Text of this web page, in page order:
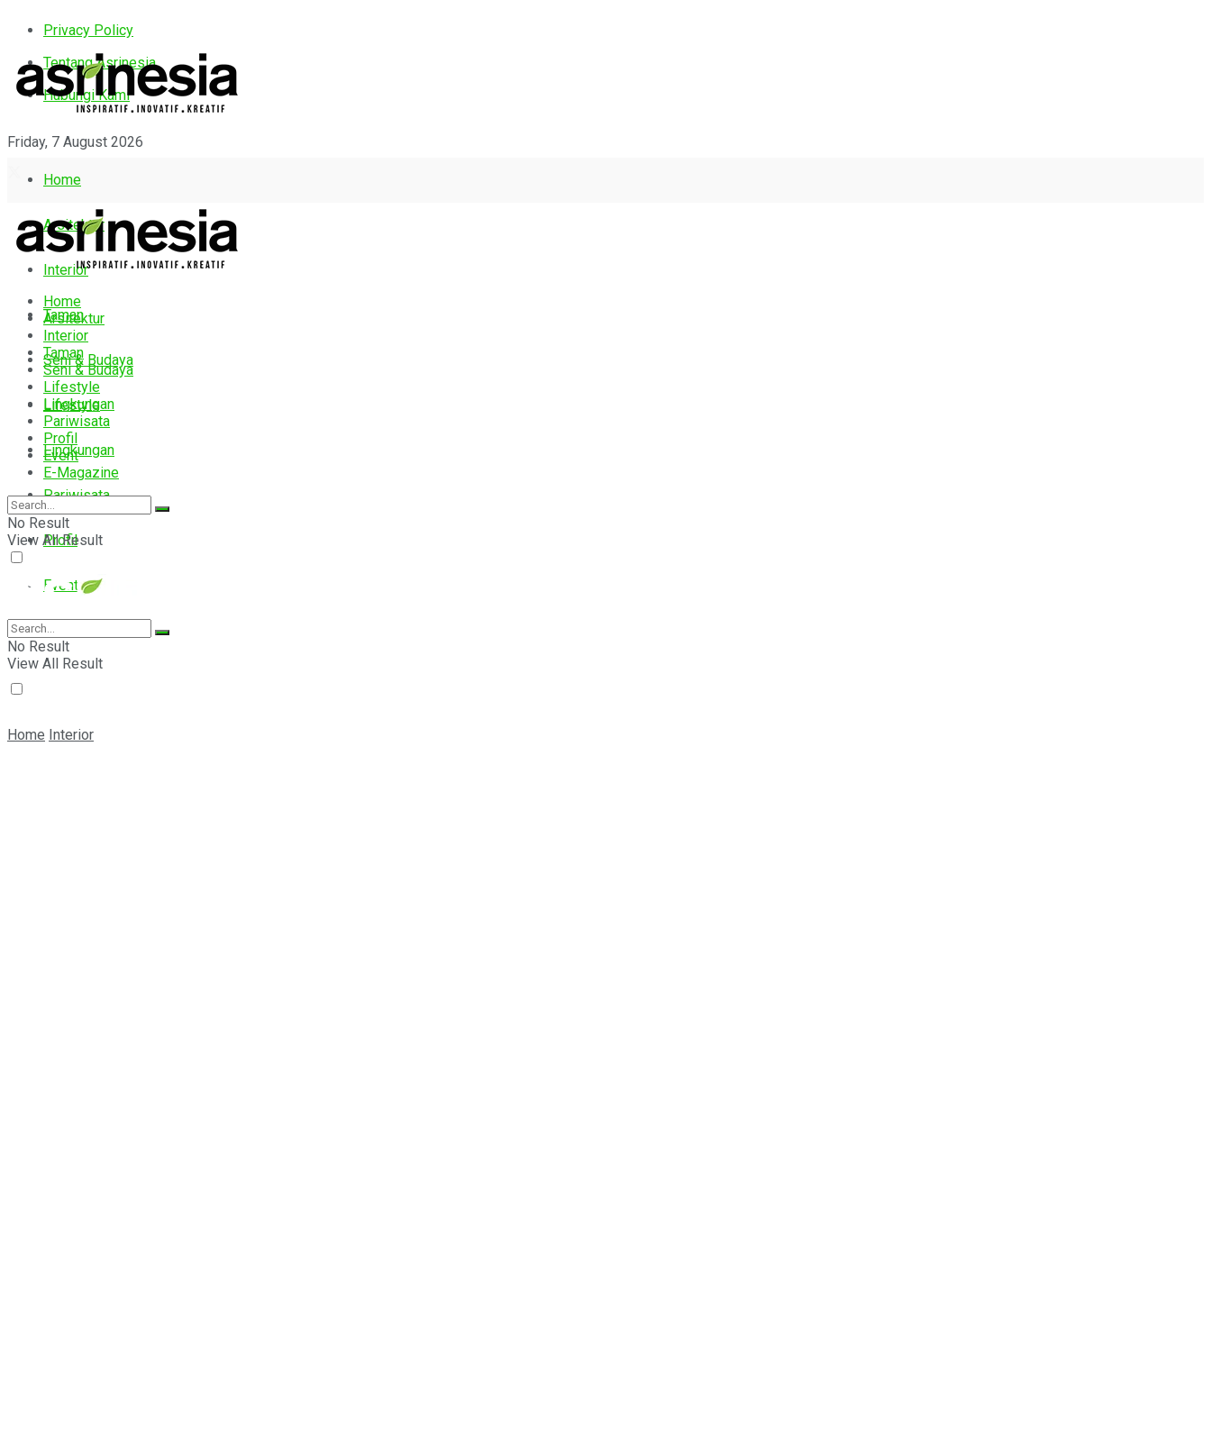
Privacy Policy
Tentang Asrinesia
Hubungi Kami
Friday, 7 August 2026
Home
Arsitektur
Interior
Taman
Seni & Budaya
Lifestyle
Lingkungan
Pariwisata
Profil
Event
E-Magazine
Home
Arsitektur
Interior
Taman
Seni & Budaya
Lifestyle
Lingkungan
Pariwisata
Profil
Event
E-Magazine
No Result
View All Result
No Result
View All Result
Home Interior